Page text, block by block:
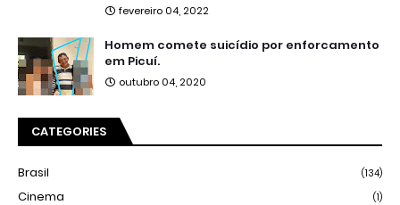
fevereiro 04, 2022
Homem comete suicídio por enforcamento
em Picuí.
outubro 04, 2020
CATEGORIES
Brasil (134)
Cinema (1)